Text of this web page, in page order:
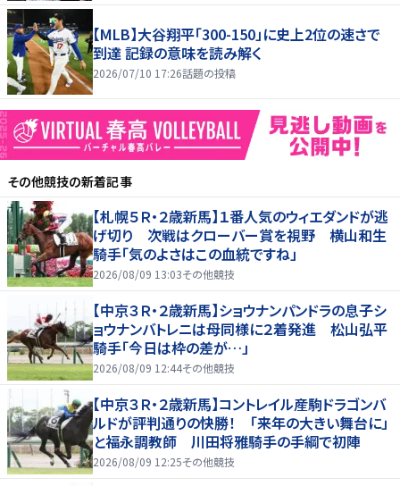
【MLB】大谷翔平「300-150」に史上2位の速さで
到達 記録の意味を読み解く
2026/07/10 17:26話題の投稿
その他競技の新着記事
【札幌５Ｒ・２歳新馬】１番人気のウィエダンドが逃
げ切り 次戦はクローバー賞を視野 横山和生
騎手「気のよさはこの血統ですね」
2026/08/09 13:03その他競技
【中京３Ｒ・２歳新馬】ショウナンパンドラの息子シ
ョウナンバトレニは母同様に２着発進 松山弘平
騎手「今日は枠の差が…」
2026/08/09 12:44その他競技
【中京３Ｒ・２歳新馬】コントレイル産駒ドラゴンバ
ルドが評判通りの快勝！ 「来年の大きい舞台に」
と福永調教師 川田将雅騎手の手綱で初陣
2026/08/09 12:25その他競技